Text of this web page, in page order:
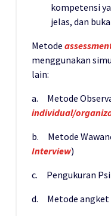
kompetensi
jelas, dan
Metode
menggunakan
lain:
a. Metode
individual/
b. Metode
Interview)
c. Pengukuran
d. Metode angket